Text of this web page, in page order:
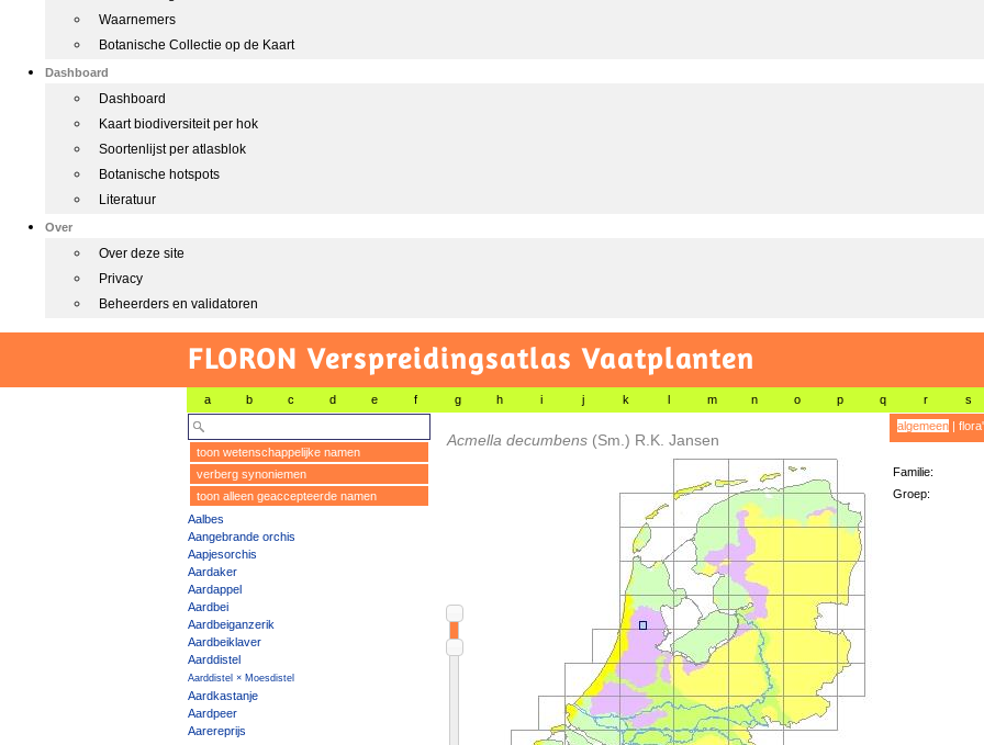
Waarnemers
Botanische Collectie op de Kaart
Dashboard
Dashboard
Kaart biodiversiteit per hok
Soortenlijst per atlasblok
Botanische hotspots
Literatuur
Over
Over deze site
Privacy
Beheerders en validatoren
FLORON Verspreidingsatlas Vaatplanten
a b c d e f g h i j k l m n o p q r s
toon wetenschappelijke namen
verberg synoniemen
toon alleen geaccepteerde namen
Aalbes
Aangebrande orchis
Aapjesorchis
Aardaker
Aardappel
Aardbei
Aardbeiganzerik
Aardbeiklaver
Aarddistel
Aarddistel × Moesdistel
Aardkastanje
Aardpeer
Aarereprijs
Acmella decumbens (Sm.) R.K. Jansen
algemeen|
Familie:
Groep: